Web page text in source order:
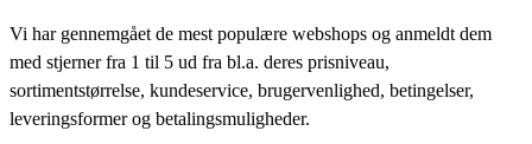
Vi har gennemgået de mest populære webshops og anmeldt dem
med stjerner fra 1 til 5 ud fra bl.a. deres prisniveau,
sortimentstørrelse, kundeservice, brugervenlighed, betingelser,
leveringsformer og betalingsmuligheder.